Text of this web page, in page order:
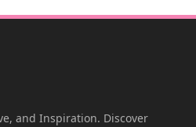
and Inspiration. Discover